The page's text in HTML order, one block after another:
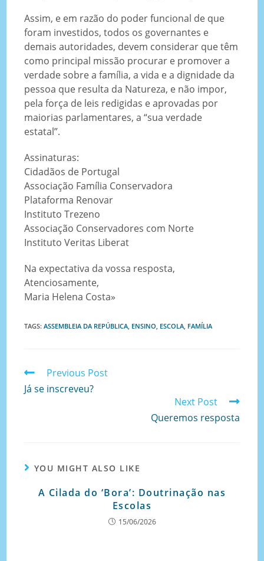
Assim, e em razão do poder funcional de que
foram investidos, todos os governantes e
demais autoridades, devem considerar que têm
como principal missão procurar e promover a
verdade sobre a família, a vida e a dignidade da
pessoa que resulta da Natureza, e não impor,
pela força de leis redigidas e aprovadas por
maiorias parlamentares, a “sua verdade
estatal”.
Assinaturas:
Cidadãos de Portugal
Associação Família Conservadora
Plataforma Renovar
Instituto Trezeno
Associação Conservadores com Norte
Instituto Veritas Liberat
Na expectativa da vossa resposta,
Atenciosamente,
Maria Helena Costa»
TAGS:ASSEMBLEIA DA REPÚBLICA, ENSINO, ESCOLA, FAMÍLIA
Previous Post
Já se inscreveu?
Next Post
Queremos resposta
YOU MIGHT ALSO LIKE
A Cilada do ‘Bora’: Doutrinação nas
Escolas
15/06/2026